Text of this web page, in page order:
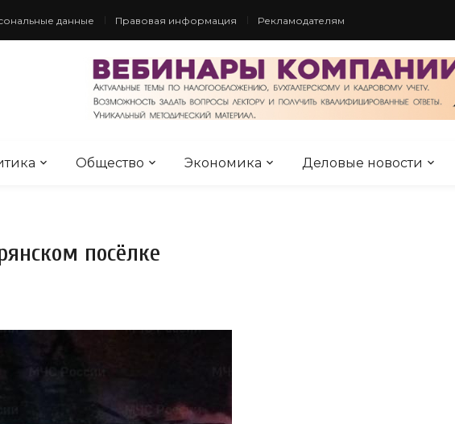
данные Правовая информация Рекламодателям
Общество Экономика Деловые новости
посёлке